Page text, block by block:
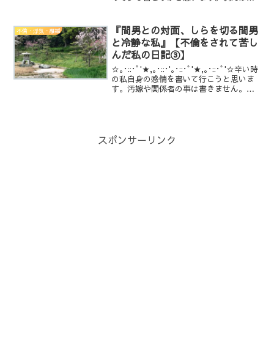
んか？嬉しいから気のせい？何でも楽し
く感じる？違うんです。付...
不倫・浮気・離婚
『間男との対面、しらを切る間男
と冷静な私』【不倫をされて苦し
んだ私の日記③】
☆｡･::･ﾟ'★,｡･::･'｡･::･ﾟ'★,｡･::･ﾟ'☆辛い時
の私自身の感情を書いて行こうと思いま
す。汚嫁や関係者の事は書きません。そ
スポンサーリンク